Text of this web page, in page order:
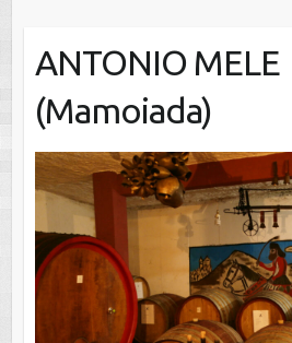
ANTONIO MELE
(Mamoiada)